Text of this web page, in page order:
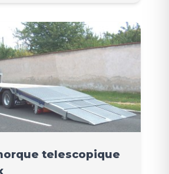
telescopique